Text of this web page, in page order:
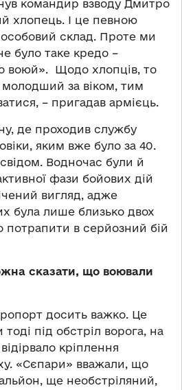
командир взводу Дмитро
хлопець. І це певною
склад. Проте ми
було таке кредо –
воюй». Щодо хлопців, то
за віком, тим
– пригадав армієць.
де проходив службу
яким вже було за 40.
Водночас були й
фази бойових дій
вигляд, адже
була лише близько двох
потрапити в серйозний бій
сказати, що воювали
досить важко. Це
під обстріл ворога, на
кріплення
«Сєпари» вважали, що
ще необстріляний,